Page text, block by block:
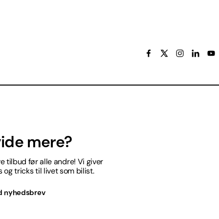
mere?
tilbud før alle andre! Vi giver
og tricks til livet som bilist.
nyhedsbrev